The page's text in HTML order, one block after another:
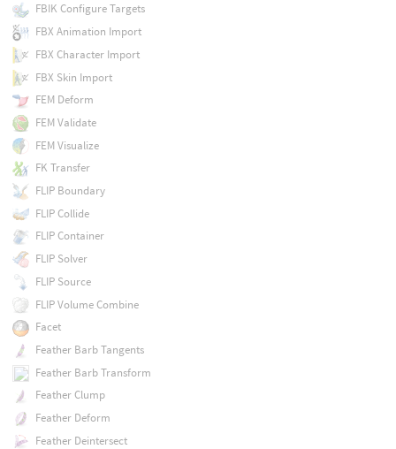
FBIK Configure Targets
FBX Animation Import
FBX Character Import
FBX Skin Import
FEM Deform
FEM Validate
FEM Visualize
FK Transfer
FLIP Boundary
FLIP Collide
FLIP Container
FLIP Solver
FLIP Source
FLIP Volume Combine
Facet
Feather Barb Tangents
Feather Barb Transform
Feather Clump
Feather Deform
Feather Deintersect